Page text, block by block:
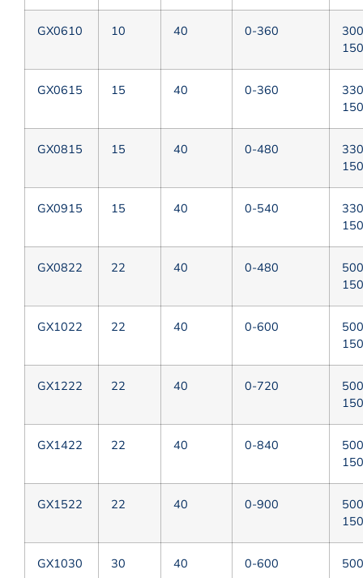
GX0610 10 40 0-360
150
GX0615 15 40 0-360
150
GX0815 15 40 0-480
150
GX0915 15 40 0-540
150
GX0822 22 40 0-480
150
GX1022 22 40 0-600
150
GX1222 22 40 0-720
150
GX1422 22 40 0-840
150
GX1522 22 40 0-900
150
GX1030 30 40 0-600